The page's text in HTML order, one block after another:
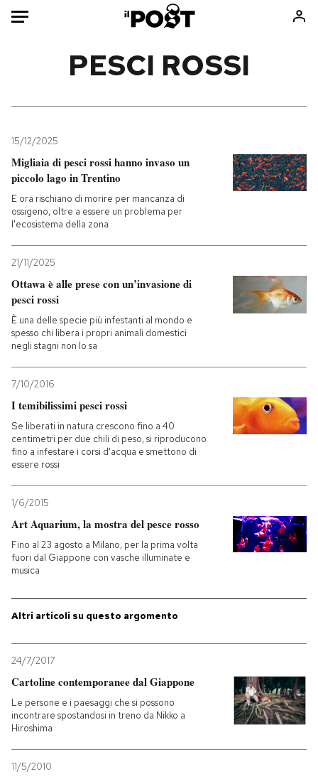
Mondo
Politica
Tecnologia
Internet
Scienza
Economia
Sport
Consumismi
Ok Boomer!
Mondiali calcio 2026
PODCAST
NEWSLETTER
I MIEI PREFERITI
SHOP
CALENDARIO
Entra
PESCI ROSSI
15/12/2025
Migliaia di pesci rossi hanno invaso un
piccolo lago in Trentino
E ora rischiano di morire per mancanza di
ossigeno, oltre a essere un problema per
l'ecosistema della zona
21/11/2025
Ottawa è alle prese con un’invasione di
pesci rossi
È una delle specie più infestanti al mondo e
spesso chi libera i propri animali domestici
negli stagni non lo sa
7/10/2016
I temibilissimi pesci rossi
Se liberati in natura crescono fino a 40
centimetri per due chili di peso, si riproducono
fino a infestare i corsi d'acqua e smettono di
essere rossi
1/6/2015
Art Aquarium, la mostra del pesce rosso
Fino al 23 agosto a Milano, per la prima volta
fuori dal Giappone con vasche illuminate e
musica
Altri articoli su questo argomento
24/7/2017
Cartoline contemporanee dal Giappone
Le persone e i paesaggi che si possono
incontrare spostandosi in treno da Nikko a
Hiroshima
11/5/2010